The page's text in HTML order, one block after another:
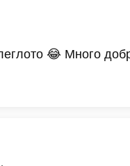
😂 Много